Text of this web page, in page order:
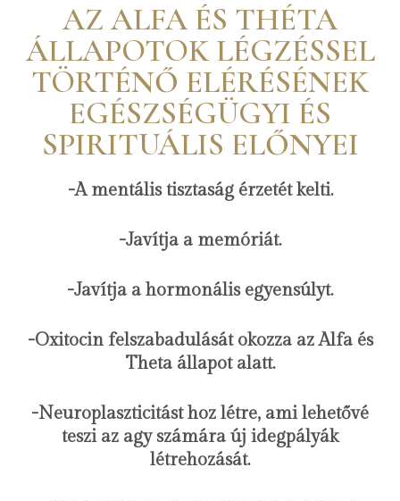
AZ ALFA ÉS THÉTA
ÁLLAPOTOK LÉGZÉSSEL
TÖRTÉNŐ ELÉRÉSÉNEK
EGÉSZSÉGÜGYI ÉS
SPIRITUÁLIS ELŐNYEI
-A mentális tisztaság érzetét kelti.
-Javítja a memóriát.
-Javítja a hormonális egyensúlyt.
-Oxitocin felszabadulását okozza az Alfa és
Theta állapot alatt.
-Neuroplaszticitást hoz létre, ami lehetővé
teszi az agy számára új idegpályák
létrehozását.